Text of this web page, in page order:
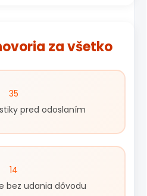
za všetko
35
pred odoslaním
14
bez udania dôvodu